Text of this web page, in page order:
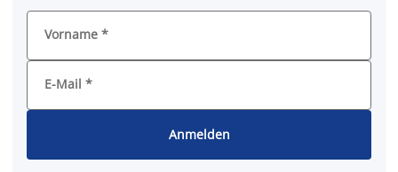
Vorname *
E-Mail *
Anmelden